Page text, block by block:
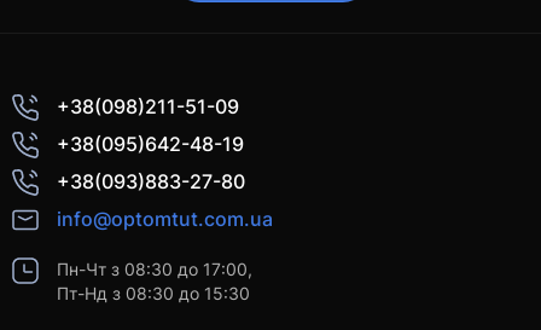
+38(098)211-51-09
+38(095)642-48-19
+38(093)883-27-80
info@optomtut.com.ua
Пн-Чт з 08:30 до 17:00,
Пт-Нд з 08:30 до 15:30